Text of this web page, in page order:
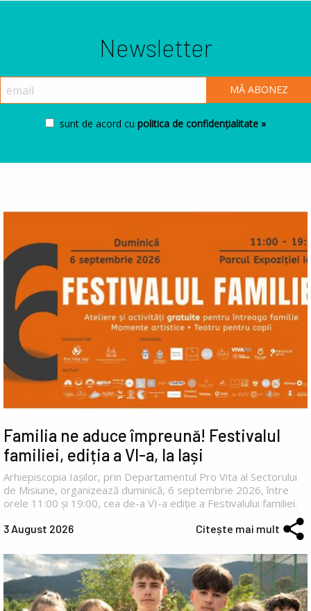
Newsletter
sunt de acord cu politica de confidențialitate »
Familia ne aduce împreună! Festivalul
familiei, ediția a VI-a, la Iași
Arhiepiscopia Iașilor, prin Departamentul Pro Vita al Sectorului
de Misiune, organizează duminică, 6 septembrie 2026, între
orele 11:00 și 19:00, cea de-a VI-a ediție a Festivalului familiei.
3 August 2026 Citește mai mult